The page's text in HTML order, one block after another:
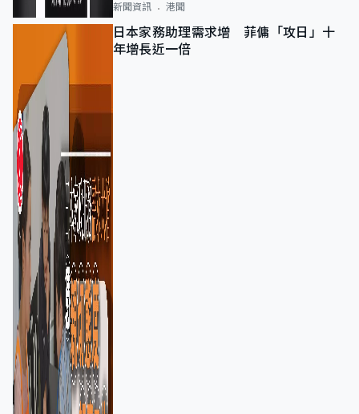
新聞資訊 港聞
日本家務助理需求增 菲傭「攻日」十
年增長近一倍